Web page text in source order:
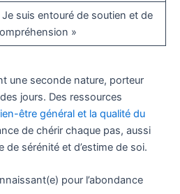
Je suis entouré de soutien et de
»
une seconde nature, porteur
jours. Des ressources
être général et la qualité du
de chérir chaque pas, aussi
sérénité et d’estime de soi.
pour l’abondance